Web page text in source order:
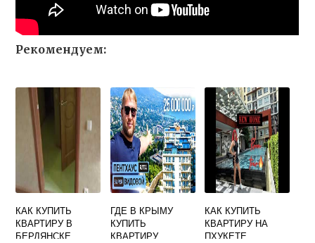
Рекомендуем:
КАК КУПИТЬ
КВАРТИРУ В
БЕРДЯНСКЕ
ГДЕ В КРЫМУ
КУПИТЬ
КВАРТИРУ
КАК КУПИТЬ
КВАРТИРУ НА
ПХУКЕТЕ